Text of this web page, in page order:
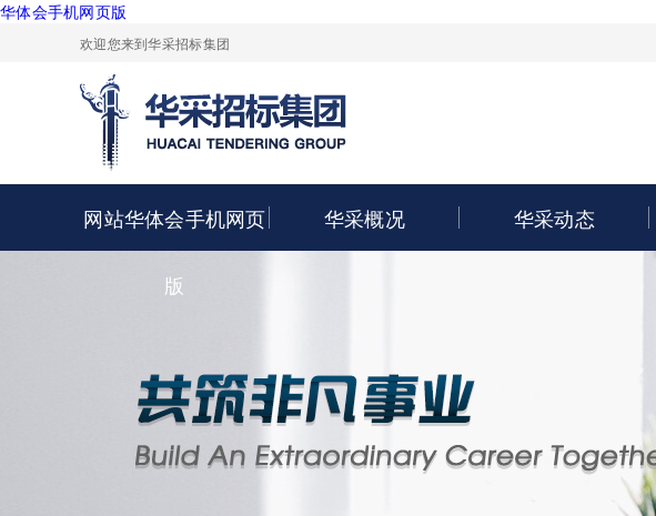
华体会手机网页版
欢迎您来到华采招标集团
网站华体会手机网页
版
华采概况 华采动态